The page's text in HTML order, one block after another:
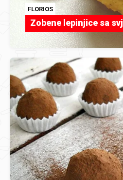
FLORIOS
Zobene lepinjice sa